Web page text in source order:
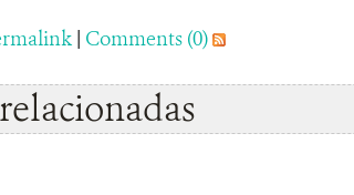
| Comments (0)